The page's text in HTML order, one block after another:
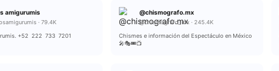
amigurumis
· 79.4K
+52 222 733 7201
@chismografo.mx
@chismografo_mx · 245.4K
Chismes e información del Espectáculo en México
🎤🎭🎟️📺